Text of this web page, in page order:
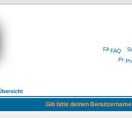
FAQ
Gib bitte deinen